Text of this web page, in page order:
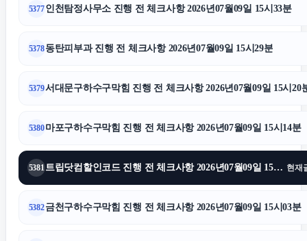
서울이혼전문변호사
폰테크
동탄치과
서초성범죄변호사
5377인천탐정사무소 진행 전 체크사항 2026년07월09일 15시33분
5378동탄피부과 진행 전 체크사항 2026년07월09일 15시29분
5379서대문구하수구막힘 진행 전 체크사항 2026년07월09일 15시20
5380마포구하수구막힘 진행 전 체크사항 2026년07월09일 15시14분
5381 트립닷컴할인코드 진행 전 체크사항 2026년07월09일 15시13분 현재
5382금천구하수구막힘 진행 전 체크사항 2026년07월09일 15시03분